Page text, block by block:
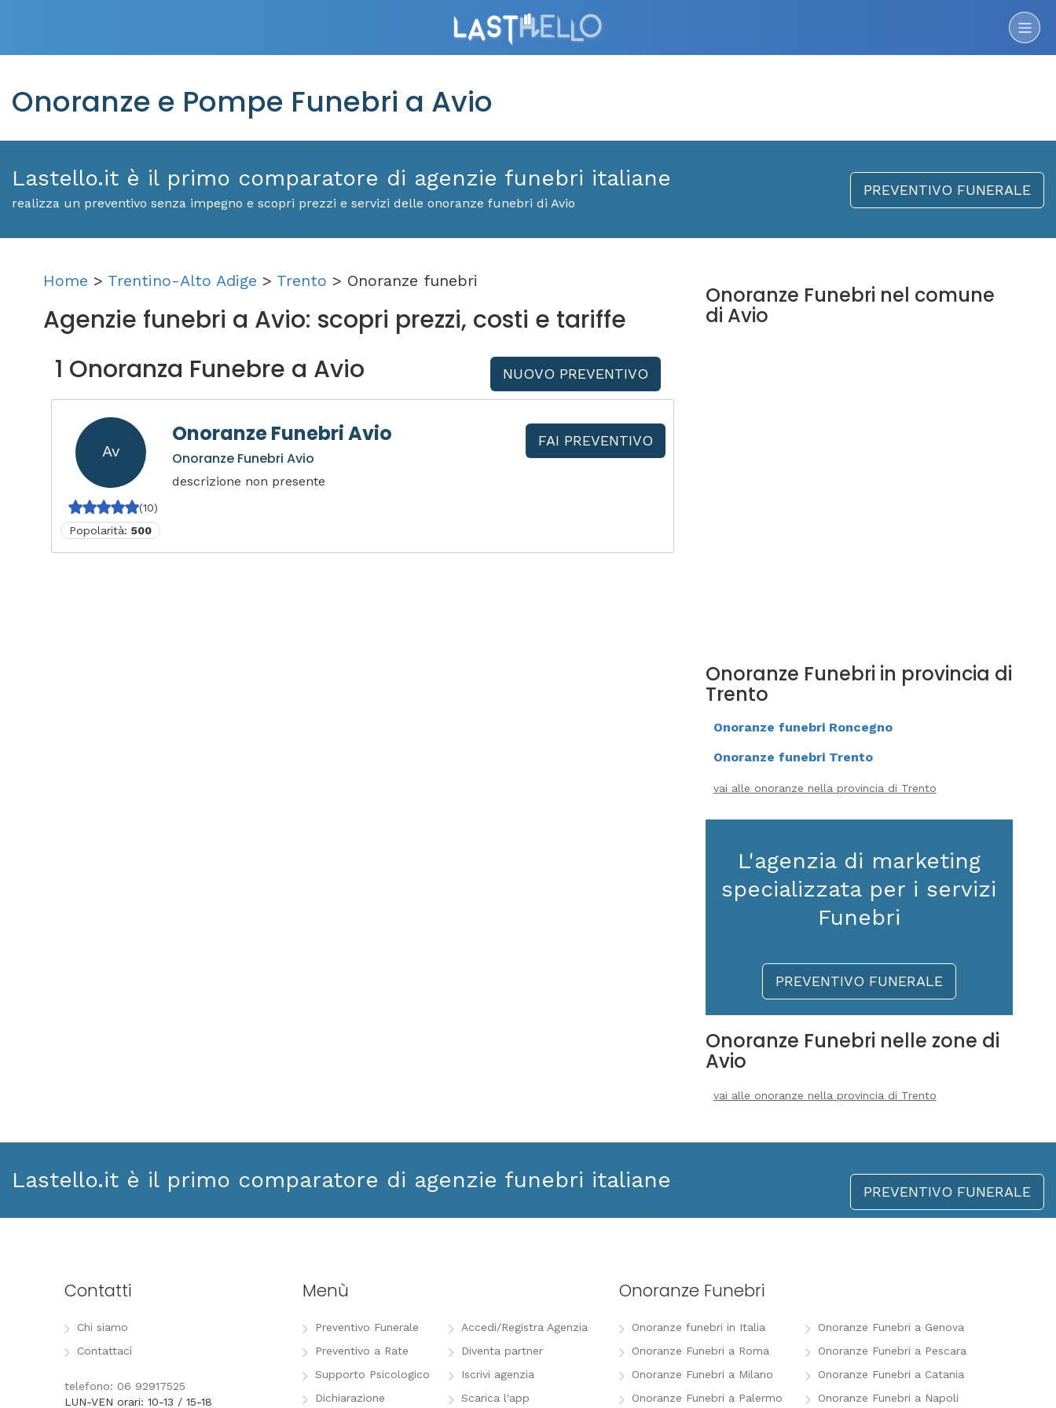
Onoranze e Pompe Funebri a Avio
Lastello.it è il primo comparatore di agenzie funebri italiane
realizza un preventivo senza impegno e scopri prezzi e servizi delle onoranze funebri di Avio
PREVENTIVO FUNERALE
Home > Trentino-Alto Adige > Trento > Onoranze funebri
Agenzie funebri a Avio: scopri prezzi, costi e tariffe
1 Onoranza Funebre a Avio
NUOVO PREVENTIVO
Av
(10)
Popolarità: 500
Onoranze Funebri Avio
Onoranze Funebri Avio
descrizione non presente
FAI PREVENTIVO
Onoranze Funebri nel comune
di Avio
Onoranze Funebri in provincia di
Trento
Onoranze funebri Roncegno
Onoranze funebri Trento
vai alle onoranze nella provincia di Trento
L'agenzia di marketing
specializzata per i servizi
Funebri
PREVENTIVO FUNERALE
Onoranze Funebri nelle zone di
Avio
vai alle onoranze nella provincia di Trento
Lastello.it è il primo comparatore di agenzie funebri italiane PREVENTIVO FUNERALE
Contatti
Chi siamo
Contattaci
telefono: 06 92917525
LUN-VEN orari: 10-13 / 15-18
Menù
Preventivo Funerale
Preventivo a Rate
Supporto Psicologico
Dichiarazione
Accedi/Registra Agenzia
Diventa partner
Iscrivi agenzia
Scarica l'app
Onoranze Funebri
Onoranze funebri in Italia
Onoranze Funebri a Roma
Onoranze Funebri a Milano
Onoranze Funebri a Palermo
Onoranze Funebri a Genova
Onoranze Funebri a Pescara
Onoranze Funebri a Catania
Onoranze Funebri a Napoli